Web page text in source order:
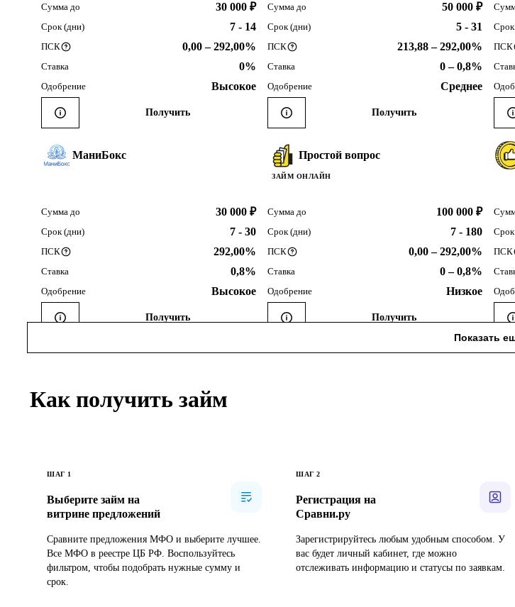
Сумма до 30 000 ₽
Срок (дни) 7 - 14
ПСК 0,00 – 292,00%
Ставка 0%
Одобрение Высокое
Получить
Сумма до 50 000 ₽
Срок (дни) 5 - 31
ПСК 213,88 – 292,00%
Ставка 0 – 0,8%
Одобрение Среднее
Получить
ПСК
МаниБокс
Сумма до 30 000 ₽
Срок (дни) 7 - 30
ПСК 292,00%
Ставка 0,8%
Одобрение Высокое
Получить
Простой вопрос
ЗАЙМ ОНЛАЙН
Сумма до 100 000 ₽
Срок (дни) 7 - 180
ПСК 0,00 – 292,00%
Ставка 0 – 0,8%
Одобрение Низкое
Получить
ПСК
Показать
Как получить займ
ШАГ 1
Выберите займ на
витрине предложений
Сравните предложения МФО и выберите лучшее.
Все МФО в реестре ЦБ РФ. Воспользуйтесь
фильтром, чтобы подобрать нужные сумму и
срок.
ШАГ 2
Регистрация на
Сравни.ру
Зарегистрируйтесь любым удобным способом. У
вас будет личный кабинет, где можно
отслеживать информацию и статусы по заявкам.